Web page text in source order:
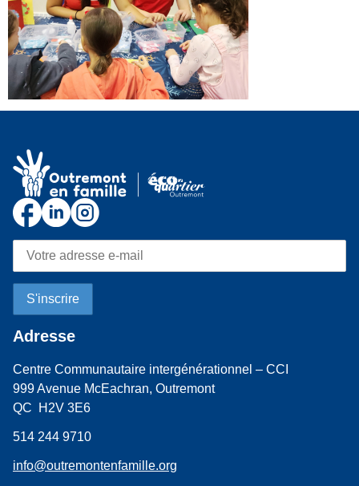
Adresse
Centre Communautaire intergénérationnel – CCI
999 Avenue McEachran, Outremont
QC H2V 3E6
514 244 9710
info@outremontenfamille.org